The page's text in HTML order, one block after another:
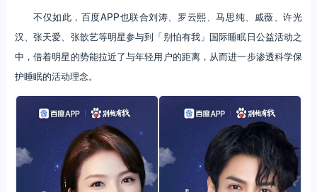
不仅如此，百度APP也联合刘涛、罗云熙、马思纯、戚薇、许光
汉、张天爱、张歆艺等明星参与到「别怕有我」国际睡眠日公益活动之
中，借着明星的势能拉近了与年轻用户的距离，从而进一步渗透科学保
护睡眠的活动理念。